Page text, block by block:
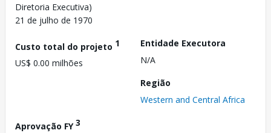
Diretoria Executiva)
21 de julho de 1970
Custo total do projeto 1
US$ 0.00 milhões
Entidade Executora
N/A
Região
Western and Central Africa
Aprovação FY3